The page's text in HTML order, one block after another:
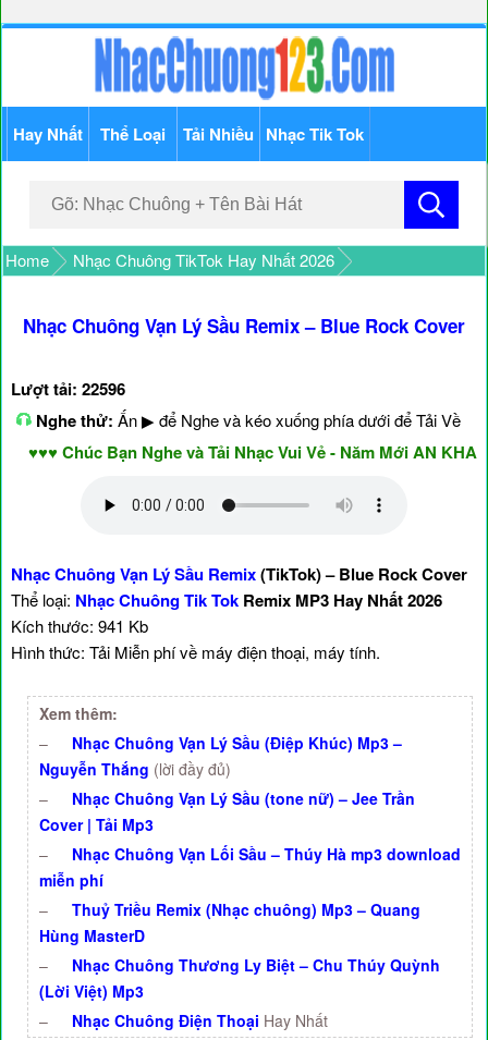
Hay Nhất Thể Loại Tải Nhiều Nhạc Tik Tok
Home Nhạc Chuông TikTok Hay Nhất 2026
Nhạc Chuông Vạn Lý Sầu Remix – Blue Rock Cover
Lượt tải: 22596
Nghe thử: Ấn ▶ để Nghe và kéo xuống phía dưới để Tải Về
Chúc Bạn Nghe và Tải Nhạc Vui Vẻ - Năm Mới AN KHANG
Nhạc Chuông Vạn Lý Sầu Remix(TikTok) – Blue Rock Cover
Thể loại: Nhạc Chuông Tik Tok Remix MP3 Hay Nhất 2026
Kích thước: 941 Kb
Hình thức: Tải Miễn phí về máy điện thoại, máy tính.
Xem thêm:
–
Nhạc Chuông Vạn Lý Sầu (Điệp Khúc) Mp3 –
Nguyễn Thắng (lời đầy đủ)
–
Nhạc Chuông Vạn Lý Sầu (tone nữ) – Jee Trần
Cover | Tải Mp3
–
Nhạc Chuông Vạn Lối Sầu – Thúy Hà mp3 download
miễn phí
–
Thuỷ Triều Remix (Nhạc chuông) Mp3 – Quang
Hùng MasterD
–
Nhạc Chuông Thương Ly Biệt – Chu Thúy Quỳnh
(Lời Việt) Mp3
–
Nhạc Chuông Điện Thoại Hay Nhất